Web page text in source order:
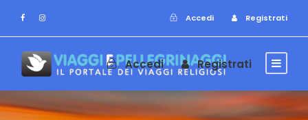
Accedi Registrati
Accedi Registrati